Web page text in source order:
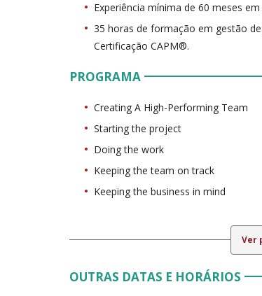
Experiência mínima de 60 meses
35 horas de formação em gestão
Certificação CAPM®.
PROGRAMA
Creating A High-Performing Team
Starting the project
Doing the work
Keeping the team on track
Keeping the business in mind
Ver
OUTRAS DATAS E HORÁRIOS